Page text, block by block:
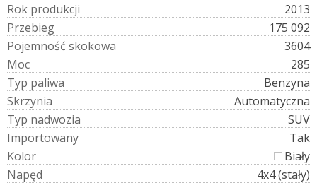
Rok produkcji
2013
Przebieg
175 092
Pojemność skokowa
3604
Moc
285
Typ paliwa
Benzyna
Skrzynia
Automatyczna
Typ nadwozia
SUV
Importowany
Tak
Kolor
Biały
Napęd
4x4 (stały)